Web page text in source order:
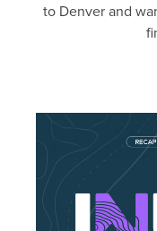
to Denver and